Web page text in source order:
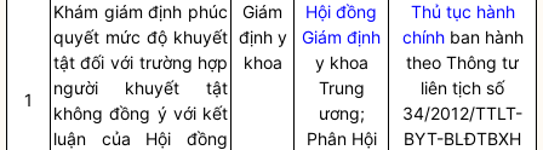
1
Khám giám định phúc
quyết mức độ khuyết
tật đối với trường hợp
người khuyết tật
không đồng ý với kết
luận của Hội đồng
Giám
định y
khoa
Hội đồng
Giám định
y khoa
Trung
ương;
Phân Hội
Thủ tục hành
chínhban hành
theo Thông tư
liên tịch số
34/2012/TTLT-
BYT-BLĐTBXH